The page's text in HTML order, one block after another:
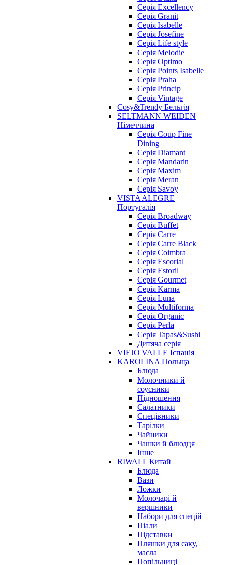
Серія Excellency
Серія Granit
Серія Isabelle
Серія Josefine
Серія Life style
Серія Melodie
Серія Optimo
Серія Points Isabelle
Серія Praha
Серія Princip
Серія Vintage
Cosy&Trendy Бельгія
SELTMANN WEIDEN
Німеччина
Cерія Coup Fine
Dining
Cерія Diamant
Cерія Mandarin
Cерія Maxim
Серія Meran
Серія Savoy
VISTA ALEGRE
Португалія
Серія Broadway
Серія Buffet
Серія Carre
Серія Carre Black
Серія Coimbra
Серія Escorial
Серія Estoril
Серія Gourmet
Серія Karma
Серія Luna
Серія Multiforma
Серія Organic
Серія Perla
Серія Tapas&Sushi
Дитяча серія
VIEJO VALLE Іспанія
KAROLINA Польща
Блюда
Молочники й
соусники
Підношення
Салатники
Спецівники
Тарілки
Чайники
Чашки й блюдця
Інше
RIWALL Китай
Блюда
Вази
Ложки
Молочарі й
вершники
Набори для спецій
Піали
Підставки
Пляшки для саку,
масла
Попільниці